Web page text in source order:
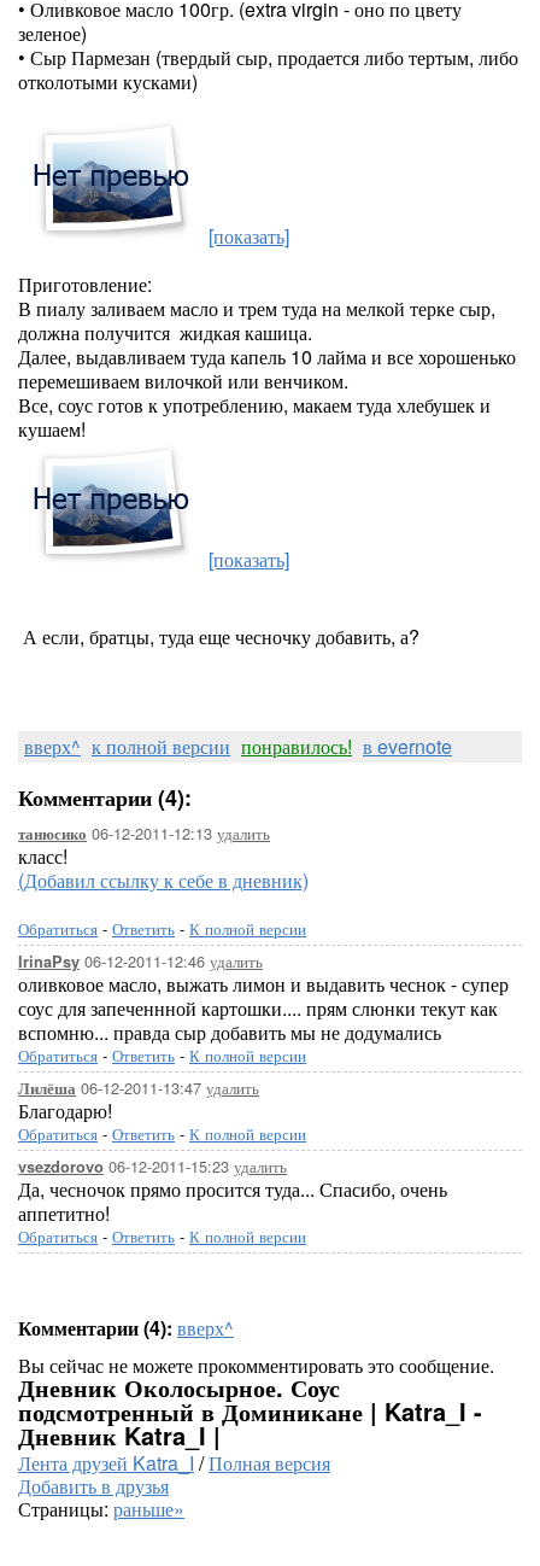
• Оливковое масло 100гр. (extra virgin - оно по цвету
зеленое)
• Сыр Пармезан (твердый сыр, продается либо тертым, либо
отколотыми кусками)
[показать]
Приготовление:
В пиалу заливаем масло и трем туда на мелкой терке сыр,
должна получится жидкая кашица.
Далее, выдавливаем туда капель 10 лайма и все хорошенько
перемешиваем вилочкой или венчиком.
Все, соус готов к употреблению, макаем туда хлебушек и
кушаем!
[показать]
А если, братцы, туда еще чесночку добавить, а?
вверх^ к полной версии понравилось! в evernote
Комментарии (4):
танюсико 06-12-2011-12:13 удалить
класс!
(Добавил ссылку к себе в дневник)
Обратиться - Ответить - К полной версии
IrinaPsy 06-12-2011-12:46 удалить
оливковое масло, выжать лимон и выдавить чеснок - супер
соус для запеченнной картошки.... прям слюнки текут как
вспомню... правда сыр добавить мы не додумались
Обратиться - Ответить - К полной версии
Лилёша 06-12-2011-13:47 удалить
Благодарю!
Обратиться - Ответить - К полной версии
vsezdorovo 06-12-2011-15:23 удалить
Да, чесночок прямо просится туда... Спасибо, очень
аппетитно!
Обратиться - Ответить - К полной версии
Комментарии (4): вверх^
Вы сейчас не можете прокомментировать это сообщение.
Дневник Околосырное. Соус
подсмотренный в Доминикане | Katra_I -
Дневник Katra_I |
Лента друзей Katra_I /Полная версия
Добавить в друзья
Страницы: раньше»